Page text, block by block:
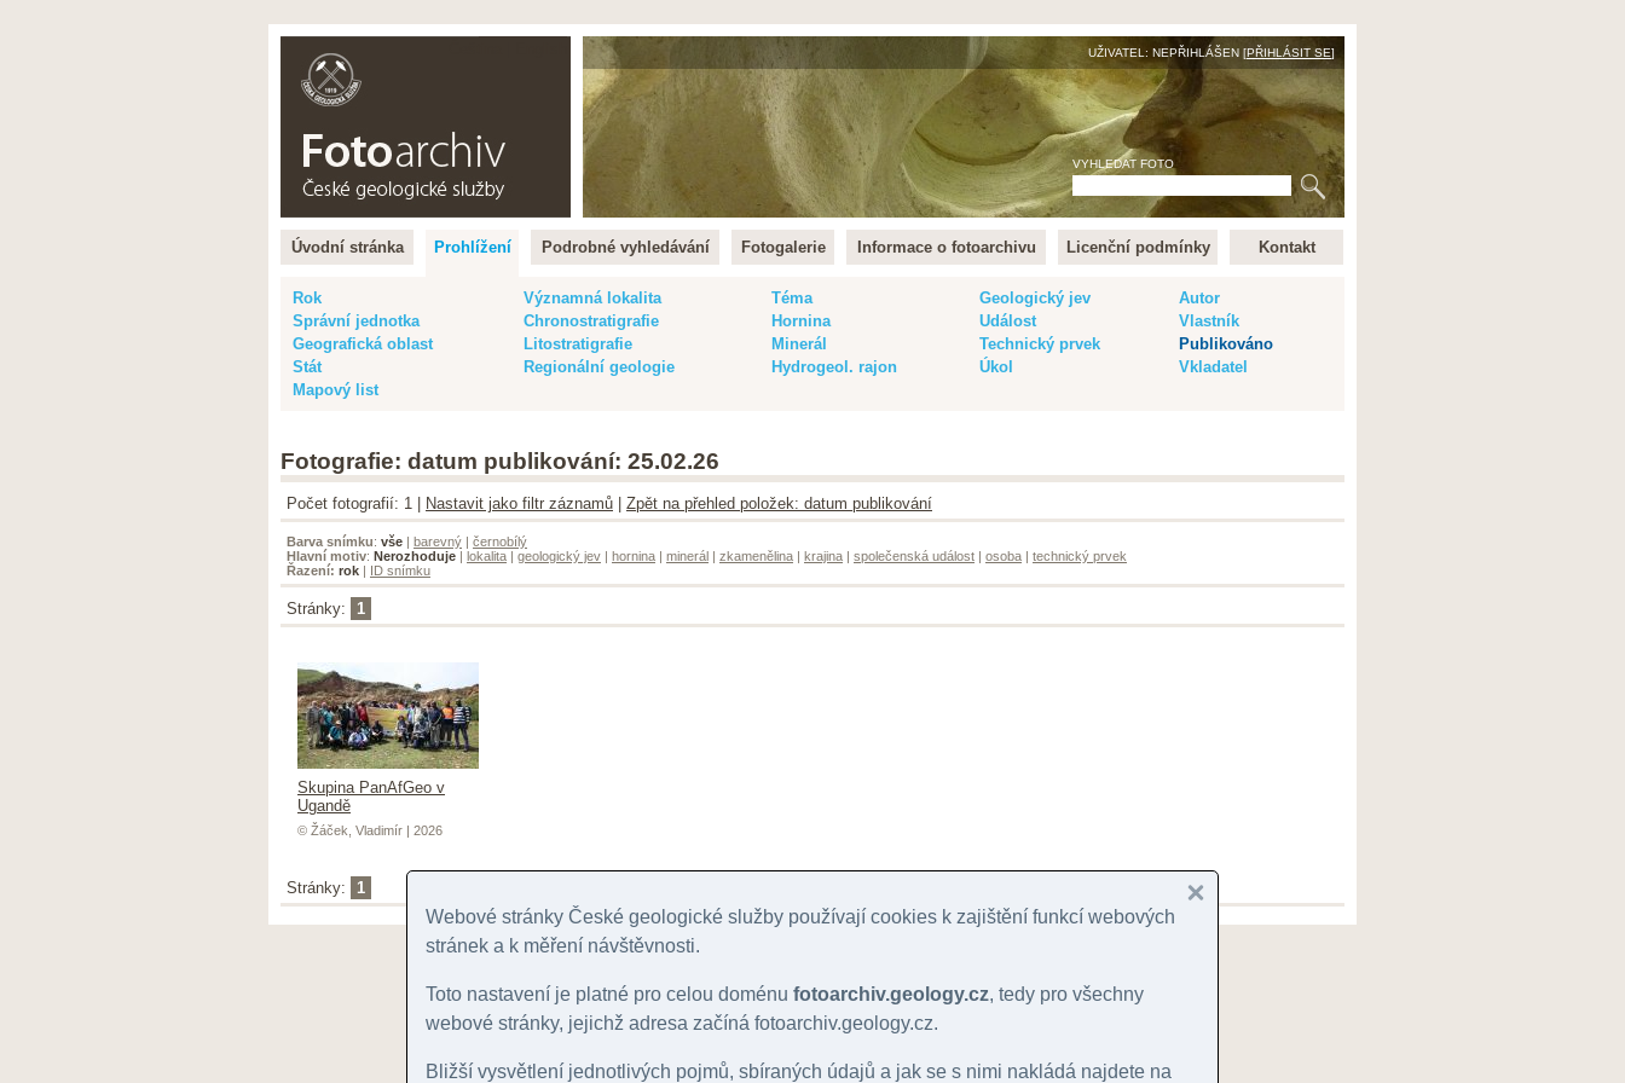
UŽIVATEL: NEPŘIHLÁŠEN [PŘIHLÁSIT SE]
VYHLEDAT FOTO
Úvodní stránka Prohlížení Podrobné vyhledávání Fotogalerie Informace o fotoarchivu Licenční podmínky Kontakt
Rok Významná lokalita Téma Geologický jev
Autor
Správní jednotka
Chronostratigrafie Hornina Událost
Vlastník
Geografická oblast
Litostratigrafie Minerál Technický prvek
Publikováno
Stát
Regionální geologie Hydrogeol. rajon Úkol
Vkladatel
Mapový list
Fotografie: datum publikování: 25.02.26
Počet fotografií: 1 | Nastavit jako filtr záznamů Zpět na přehled položek: datum publikování
Barva snímku: vše | barevný | černobílý
Hlavní motiv: Nerozhoduje | lokalita | geologický jev | hornina | minerál | zkamenělina | krajina | společenská událost | osoba | technický prvek
Řazení: rok | ID snímku
Stránky: 1
Skupina PanAfGeo v
Ugandě
© Žáček, Vladimír | 2026
Stránky: 1
Webové stránky České geologické služby používají cookies k zajištění funkcí webových
stránek a k měření návštěvnosti.
Toto nastavení je platné pro celou doménu fotoarchiv.geology.cz, tedy pro všechny
webové stránky, jejichž adresa začíná fotoarchiv.geology.cz.
Bližší vysvětlení jednotlivých pojmů, sbíraných údajů a jak se s nimi nakládá najdete na